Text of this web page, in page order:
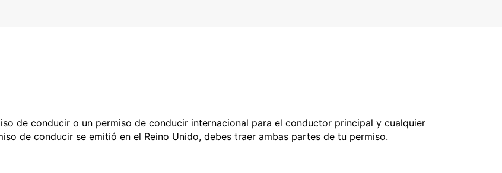
de conducir o un permiso de conducir internacional para el conductor principal y cualquier
de conducir se emitió en el Reino Unido, debes traer ambas partes de tu permiso.